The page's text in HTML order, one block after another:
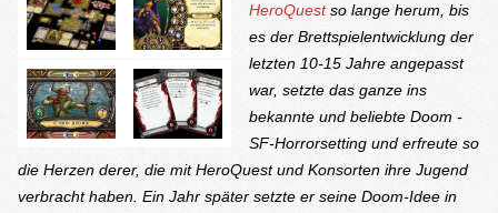
HeroQuestso lange herum, bis
es der Brettspielentwicklung der
letzten 10-15 Jahre angepasst
war, setzte das ganze ins
bekannte und beliebte Doom -
SF-Horrorsetting und erfreute so
die Herzen derer, die mitHeroQuestund Konsorten ihre Jugend
verbracht haben. Ein Jahr später setzte er seine Doom-Idee in